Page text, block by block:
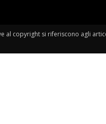
al copyright si riferiscono agli